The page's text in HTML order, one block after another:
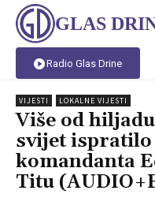
GLAS
Radio Glas Drine
VIJESTI LOKALNE VIJESTI
Više od
svijet ispratilo
komandanta
Titu